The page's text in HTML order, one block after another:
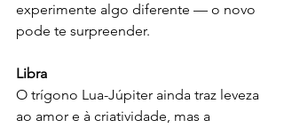
experimente algo diferente — o novo
pode te surpreender.
Libra
O trígono Lua-Júpiter ainda traz leveza
ao amor e à criatividade, mas a